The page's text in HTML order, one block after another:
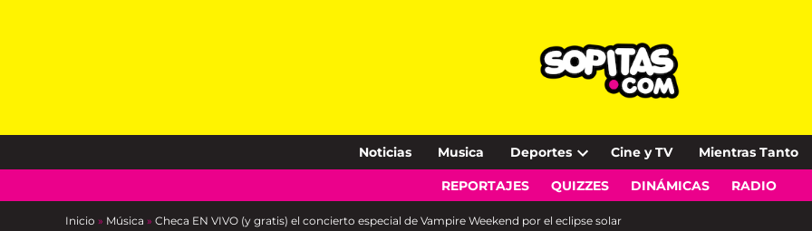
Noticias Musica Deportes
Open
dropdown
Cine y TV Mientras Tanto
REPORTAJES QUIZZES DINÁMICAS RADIO
Inicio » Música » Checa EN VIVO (y gratis) el concierto especial de Vampire Weekend por el eclipse solar